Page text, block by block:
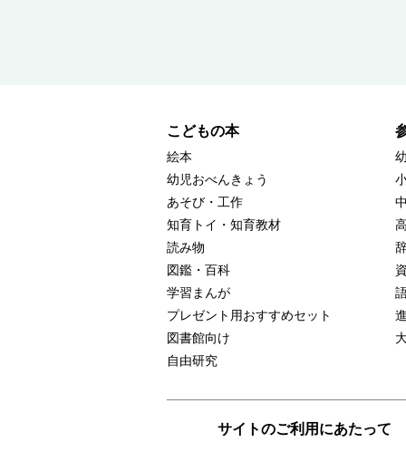
こどもの本
絵本
幼児おべんきょう
あそび・工作
知育トイ・知育教材
読み物
図鑑・百科
学習まんが
プレゼント用おすすめセット
図書館向け
自由研究
サイトのご利用にあたって